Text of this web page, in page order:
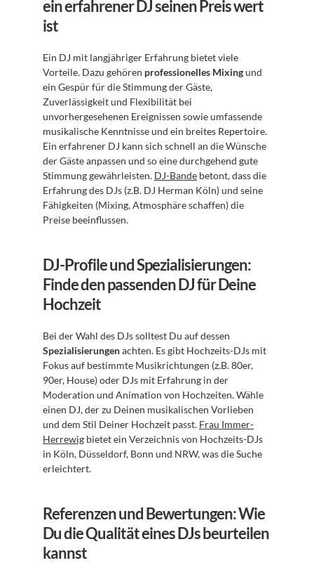
ein erfahrener DJ seinen Preis wert
ist
Ein DJ mit langjähriger Erfahrung bietet viele
Vorteile. Dazu gehören professionelles Mixing und
ein Gespür für die Stimmung der Gäste,
Zuverlässigkeit und Flexibilität bei
unvorhergesehenen Ereignissen sowie umfassende
musikalische Kenntnisse und ein breites Repertoire.
Ein erfahrener DJ kann sich schnell an die Wünsche
der Gäste anpassen und so eine durchgehend gute
Stimmung gewährleisten. DJ-Bande betont, dass die
Erfahrung des DJs (z.B. DJ Herman Köln) und seine
Fähigkeiten (Mixing, Atmosphäre schaffen) die
Preise beeinflussen.
DJ-Profile und Spezialisierungen:
Finde den passenden DJ für Deine
Hochzeit
Spezialisierungen achten. Es gibt Hochzeits-DJs mit
Fokus auf bestimmte Musikrichtungen (z.B. 80er,
90er, House) oder DJs mit Erfahrung in der
Moderation und Animation von Hochzeiten. Wähle
einen DJ, der zu Deinen musikalischen Vorlieben
und dem Stil Deiner Hochzeit passt. Frau Immer-
Herrewig bietet ein Verzeichnis von Hochzeits-DJs
in Köln, Düsseldorf, Bonn und NRW, was die Suche
erleichtert.
Referenzen und Bewertungen: Wie
Du die Qualität eines DJs beurteilen
kannst